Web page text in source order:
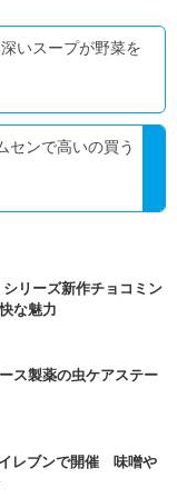
いスープが野菜を
センで高いの買う
リーズ新作チョコミン
な魅力
ス製薬の虫ケアステー
レブンで開催 味噌や